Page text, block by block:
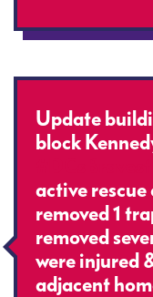
Update
block
active
removed 1
removed
were injured
adjacent